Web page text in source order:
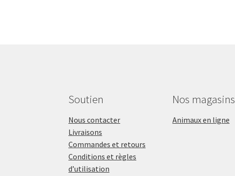
Soutien
Nous contacter
Livraisons
Commandes et retours
Conditions et règles
d’utilisation
Nos magasins
Animaux en ligne